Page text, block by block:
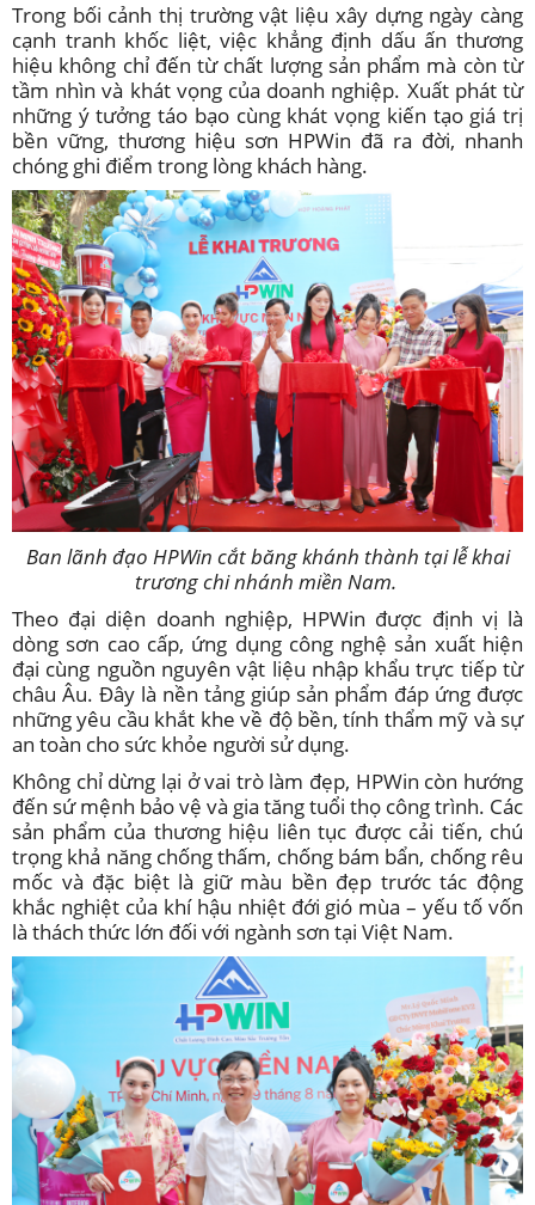
Trong bối cảnh thị trường vật liệu xây dựng ngày càng
cạnh tranh khốc liệt, việc khẳng định dấu ấn thương
hiệu không chỉ đến từ chất lượng sản phẩm mà còn từ
tầm nhìn và khát vọng của doanh nghiệp. Xuất phát từ
những ý tưởng táo bạo cùng khát vọng kiến tạo giá trị
bền vững, thương hiệu sơn HPWin đã ra đời, nhanh
chóng ghi điểm trong lòng khách hàng.
Ban lãnh đạo HPWin cắt băng khánh thành tại lễ khai
trương chi nhánh miền Nam.
Theo đại diện doanh nghiệp, HPWin được định vị là
dòng sơn cao cấp, ứng dụng công nghệ sản xuất hiện
đại cùng nguồn nguyên vật liệu nhập khẩu trực tiếp từ
châu Âu. Đây là nền tảng giúp sản phẩm đáp ứng được
những yêu cầu khắt khe về độ bền, tính thẩm mỹ và sự
an toàn cho sức khỏe người sử dụng.
Không chỉ dừng lại ở vai trò làm đẹp, HPWin còn hướng
đến sứ mệnh bảo vệ và gia tăng tuổi thọ công trình. Các
sản phẩm của thương hiệu liên tục được cải tiến, chú
trọng khả năng chống thấm, chống bám bẩn, chống rêu
mốc và đặc biệt là giữ màu bền đẹp trước tác động
khắc nghiệt của khí hậu nhiệt đới gió mùa – yếu tố vốn
là thách thức lớn đối với ngành sơn tại Việt Nam.